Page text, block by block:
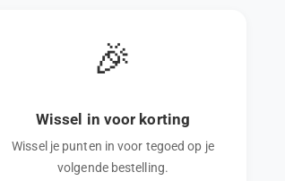
🎉
Wissel in voor korting
Wissel je punten in voor tegoed op je
volgende bestelling.